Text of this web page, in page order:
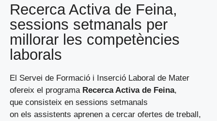
Recerca Activa de Feina,
sessions setmanals per
millorar les competències
laborals
El Servei de Formació i Inserció Laboral de Mater
ofereix el programa Recerca Activa de Feina,
que consisteix en sessions setmanals
on els assistents aprenen a cercar ofertes de treball,